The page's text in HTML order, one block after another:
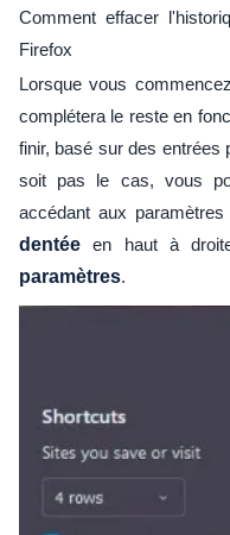
Comment effacer
Firefox
Lorsque vous
complétera le reste en
finir, basé sur des entrées
soit pas le cas, vous
accédant aux
dentée en haut à
paramètres.